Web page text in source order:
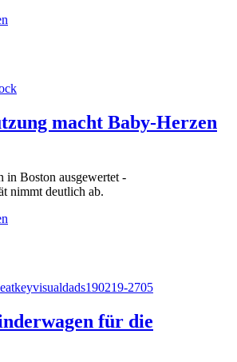
macht Baby-Herzen
in Boston ausgewertet -
nimmt deutlich ab.
für die